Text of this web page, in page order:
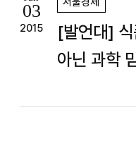
03
2015
[발언대]
아닌 과학